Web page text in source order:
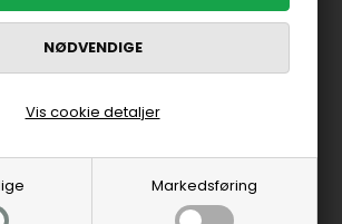
Markedsføring
Vis cookie detaljer